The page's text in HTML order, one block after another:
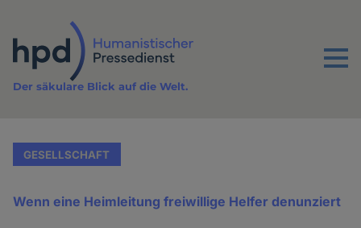
Inhalt
Menu
Der säkulare Blick auf die Welt.
GESELLSCHAFT
Wenn eine Heimleitung freiwillige Helfer denunziert